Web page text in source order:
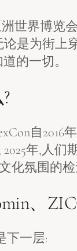
世界博览会
是为街上
的一切。
自
年,人
化氛围的检
、
下一层: